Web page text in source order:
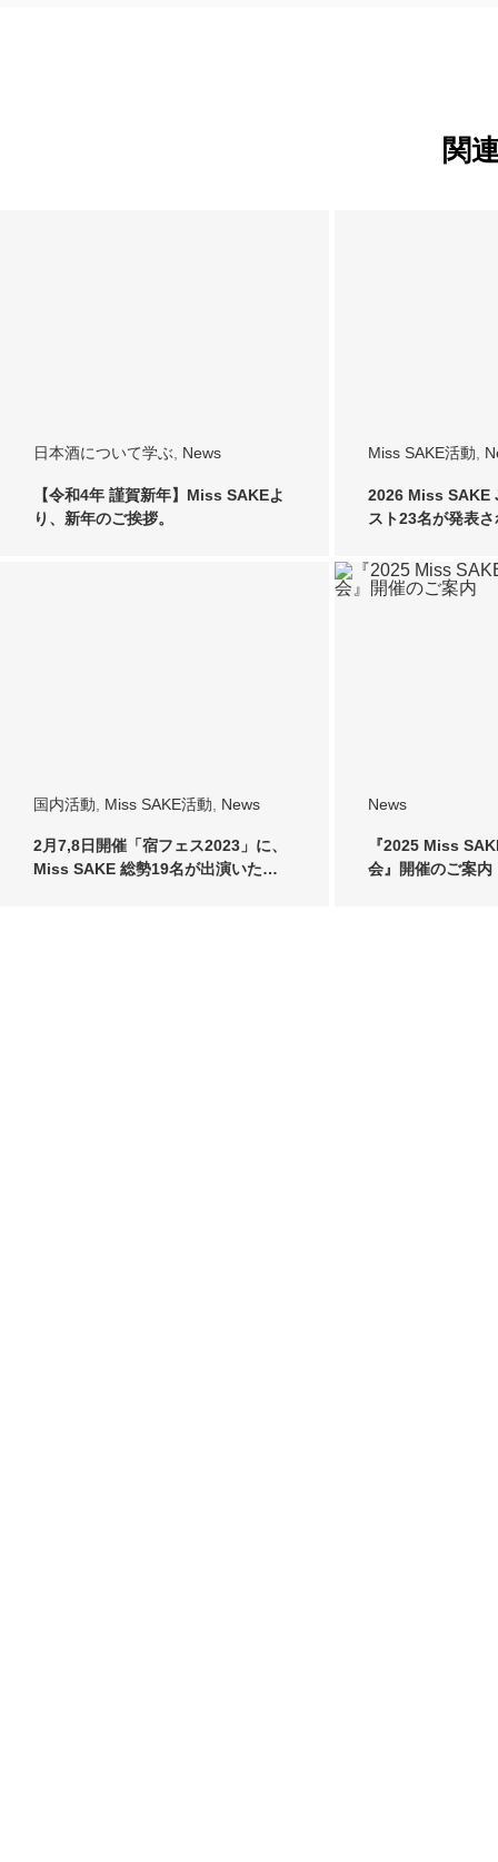
関
日本酒について学ぶ News
【令和4年 謹賀新年】Miss SAKEよ
り、新年のご挨拶。
Miss SAKE活動
2026 Miss SAKE
スト23名が発表
国内活動 Miss SAKE活動 News
2月7,8日開催「宿フェス2023」に、
Miss SAKE 総勢19名が出演いた…
News
『2025 Miss
会』開催のご案内